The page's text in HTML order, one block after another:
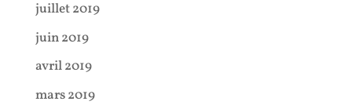
juillet 2019
juin 2019
avril 2019
mars 2019